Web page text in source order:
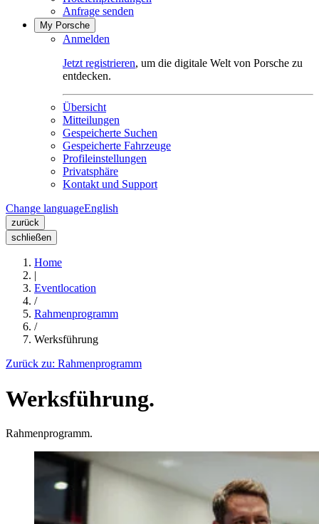
Anfrage senden
My Porsche
Anmelden
Jetzt registrieren, um die digitale Welt von Porsche zu
entdecken.
Übersicht
Mitteilungen
Gespeicherte Suchen
Gespeicherte Fahrzeuge
Profileinstellungen
Privatsphäre
Kontakt und Support
Change languageEnglish
zurück
schließen
Home
|
Eventlocation
/
Rahmenprogramm
/
Werksführung
Zurück zu: Rahmenprogramm
Werksführung.
Rahmenprogramm.